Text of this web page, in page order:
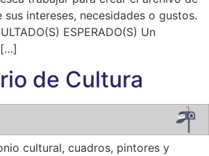
intereses, necesidades o gustos.
ESPERADO(S) Un
de Cultura
cultural, cuadros, pintores y